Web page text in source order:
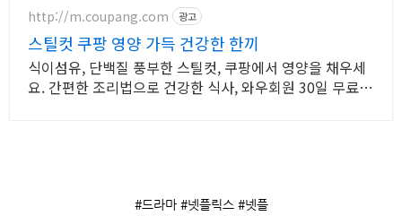
http://m.coupang.com 광고
스틸컷 쿠팡 영양 가득 건강한 한끼
식이섬유, 단백질 풍부한 스틸컷, 쿠팡에서 영양을 채우세
요. 간편한 조리법으로 건강한 식사, 와우회원 30일 무료반
#드라마 #넷플릭스 #넷플